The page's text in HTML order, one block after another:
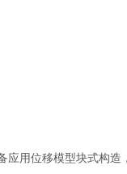
用位移模型块式构